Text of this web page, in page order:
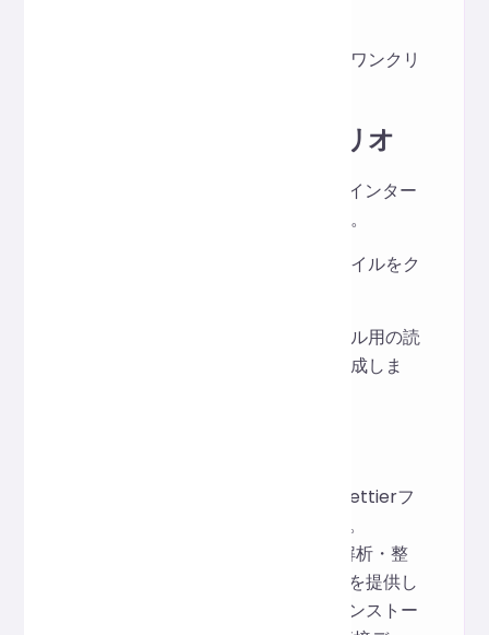
フォーマットが完了したら、ワンクリ
アプリケーションシナリオ
API の戻り値またはデバッグインター
フェースデータを表示します。
ログフラグメントと設定ファイルをク
ドキュメントやチュートリアル用の読
みやすいサンプルデータを生成しま
このツールは、オープンソースのPrettierフ
レームワークをベースにしています。
PrettierフレームワークはJSONを解析・整
形し、標準化された読みやすい形式を提供し
ます。ユーザーはソフトウェアをインストー